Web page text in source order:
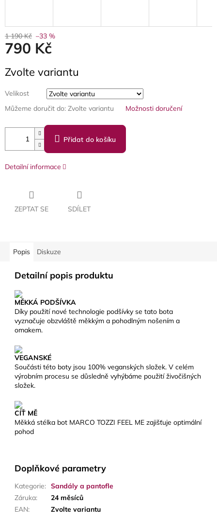
1 190 Kč –33 %
790 Kč
cena:
Zvolte variantu
Velikost
Můžeme doručit do: Zvolte variantu Možnosti doručení
Přidat do košíku
Detailní informace
ZEPTAT SE SDÍLET
Popis Diskuze
Detailní popis produktu
MĚKKÁ PODŠÍVKA
Díky použití nové technologie podšívky se tato bota
vyznačuje obzvláště měkkým a pohodlným nošením a
omakem.
VEGANSKÉ
Součásti této boty jsou 100% veganských složek. V celém
výrobním procesu se důsledně vyhýbáme použití živočišných
složek.
CÍŤ MĚ
Měkká stélka bot MARCO TOZZI FEEL ME zajišťuje optimální
pohod
Doplňkové parametry
Kategorie: Sandály a pantofle
Záruka:
24 měsíců
EAN: Zvolte variantu